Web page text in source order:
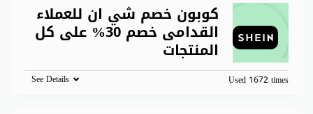
كوبون خصم شي ان للعملاء
القدامى خصم 30% على كل
المنتجات
Used 1672 times
See Details